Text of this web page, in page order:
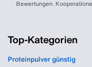
Bewertungen.
Top-Kategorien
Proteinpulver günstig